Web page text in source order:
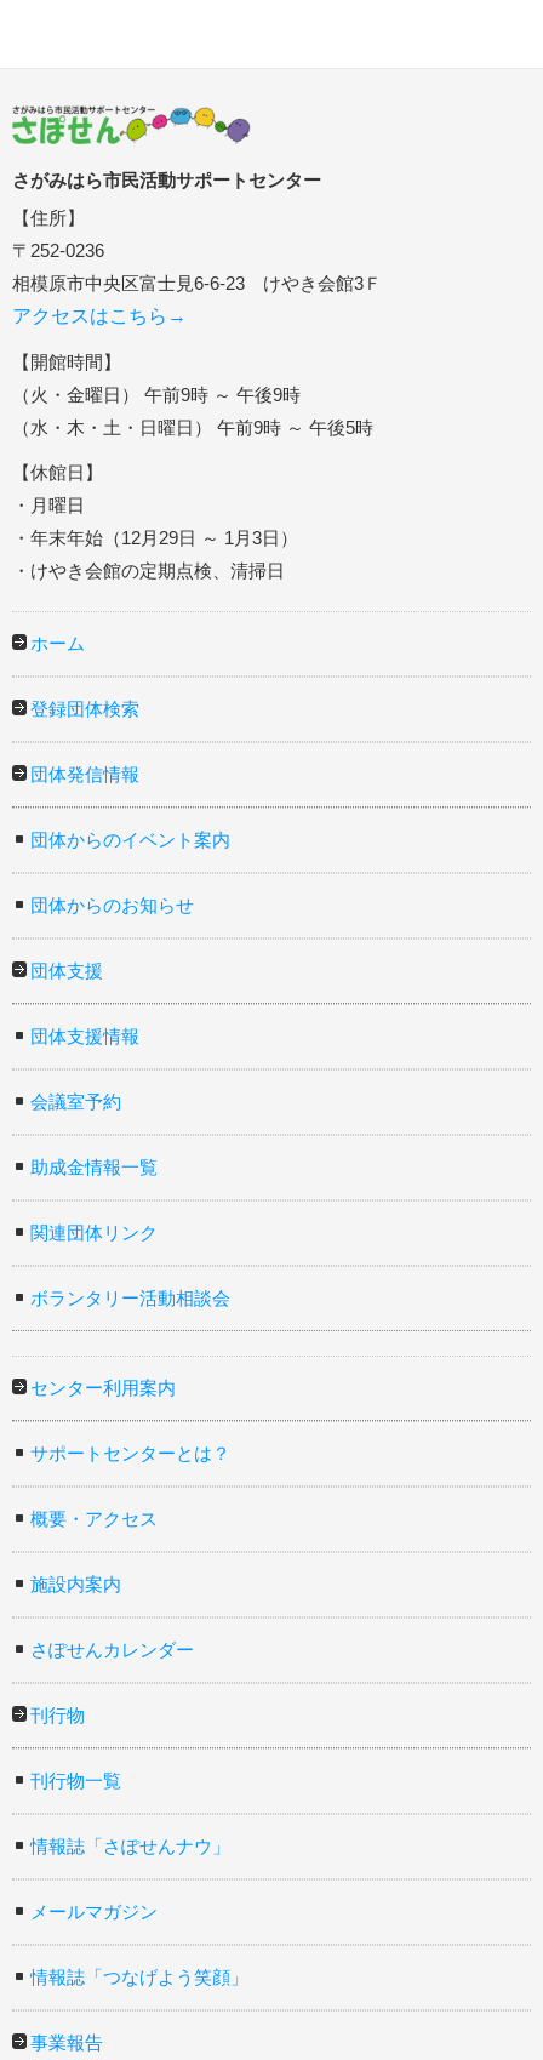
さがみはら市民活動サポートセンター
【住所】
〒252-0236
相模原市中央区富士見6-6-23 けやき会館3Ｆ
アクセスはこちら→
【開館時間】
（火・金曜日） 午前9時 ～ 午後9時
（水・木・土・日曜日） 午前9時 ～ 午後5時
【休館日】
・月曜日
・年末年始（12月29日 ～ 1月3日）
・けやき会館の定期点検、清掃日
ホーム
登録団体検索
団体発信情報
団体からのイベント案内
団体からのお知らせ
団体支援
団体支援情報
会議室予約
助成金情報一覧
関連団体リンク
ボランタリー活動相談会
センター利用案内
サポートセンターとは？
概要・アクセス
施設内案内
さぽせんカレンダー
刊行物
刊行物一覧
情報誌「さぽせんナウ」
メールマガジン
情報誌「つなげよう笑顔」
事業報告